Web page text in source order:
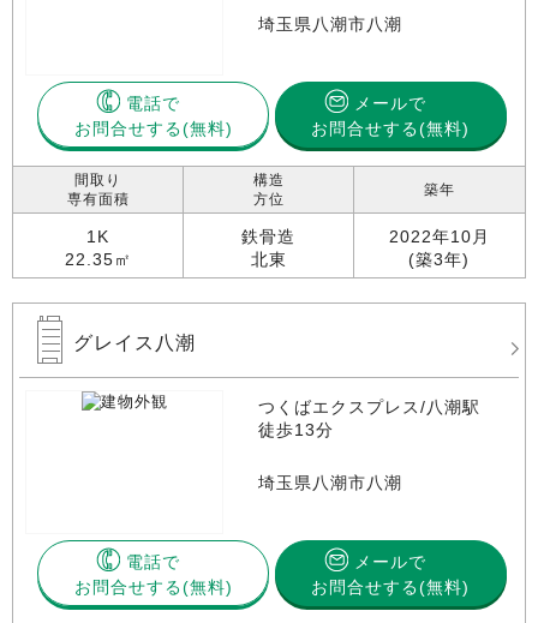
埼玉県八潮市八潮
電話で
お問合せする
メールで
お問合せする(無料)
間取り
専有面積
1K
22.35㎡
構造
方位
鉄骨造
北東
築年
2022年10月
(築3年)
グレイス八潮
つくばエクスプレス/八潮駅
徒歩13分
埼玉県八潮市八潮
電話で
お問合せする
メールで
お問合せする(無料)